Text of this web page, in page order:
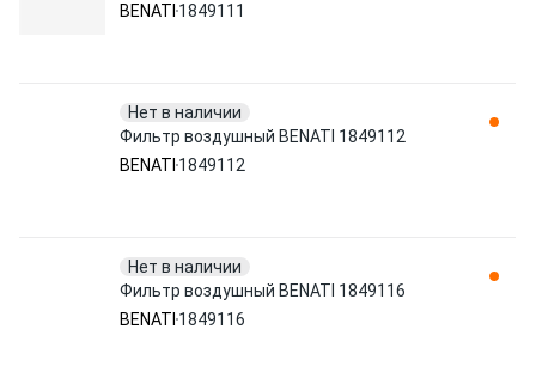
BENATI 1849111
Нет в наличии
Фильтр воздушный BENATI 1849112
BENATI 1849112
Нет в наличии
Фильтр воздушный BENATI 1849116
BENATI 1849116